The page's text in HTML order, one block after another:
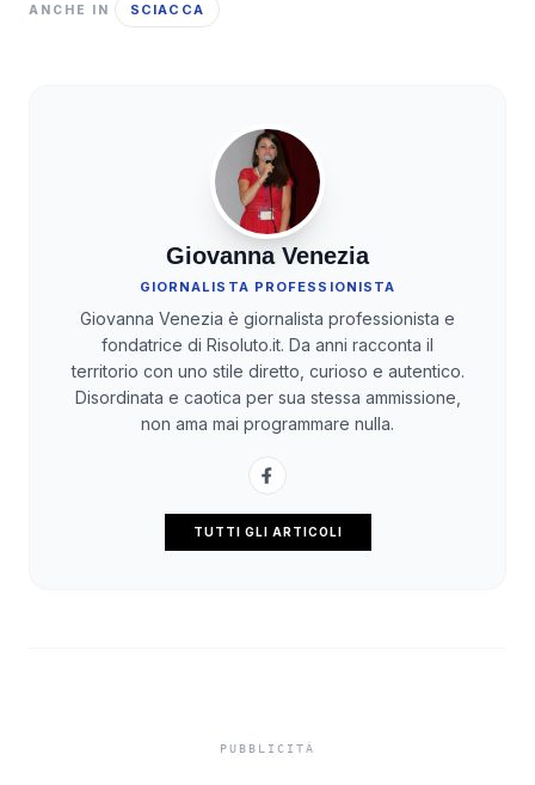
ANCHE IN SCIACCA
Giovanna Venezia
GIORNALISTA PROFESSIONISTA
Giovanna Venezia è giornalista professionista e
fondatrice di Risoluto.it. Da anni racconta il
territorio con uno stile diretto, curioso e autentico.
Disordinata e caotica per sua stessa ammissione,
non ama mai programmare nulla.
TUTTI GLI ARTICOLI